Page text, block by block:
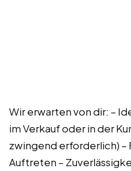
Wir erwarten von dir: –
im Verkauf oder in der
zwingend erforderlich) –
Auftreten –